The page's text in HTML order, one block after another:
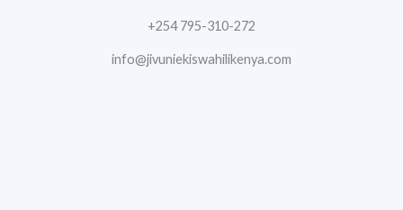
+254 795-310-272
info@jivuniekiswahilikenya.com